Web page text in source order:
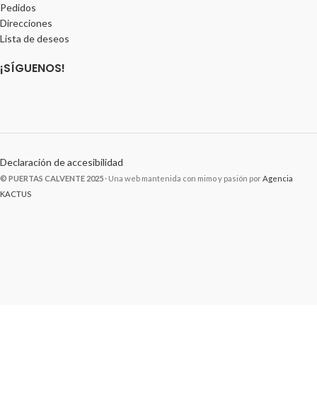
Pedidos
Direcciones
Lista de deseos
¡SÍGUENOS!
Declaración de accesibilidad
© PUERTAS CALVENTE 2025 · Una web mantenida con mimo y pasión por Agencia
KACTUS